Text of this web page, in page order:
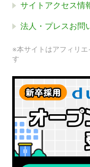
サイトアクセス情
法人・プレスお問
※本サイトはアフィリ
す